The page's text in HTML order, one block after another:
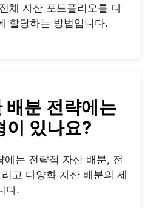
체 자산 포트폴리오를 다
할당하는 방법입니다.
배분 전략에는
이 있나요?
는 전략적 자산 배분, 전
고 다양화 자산 배분의 세
다.